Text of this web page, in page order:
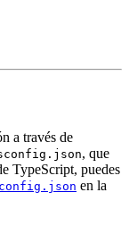
a través de
, que
TypeScript, puedes
en la